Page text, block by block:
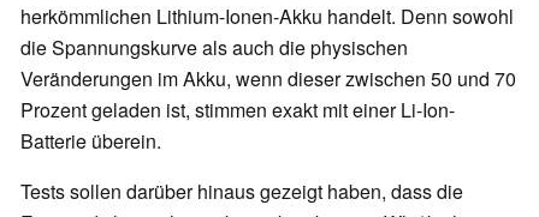
herkömmlichen Lithium-Ionen-Akku handelt. Denn sowohl
die Spannungskurve als auch die physischen
Veränderungen im Akku, wenn dieser zwischen 50 und 70
Prozent geladen ist, stimmen exakt mit einer Li-Ion-
Batterie überein.
Tests sollen darüber hinaus gezeigt haben, dass die